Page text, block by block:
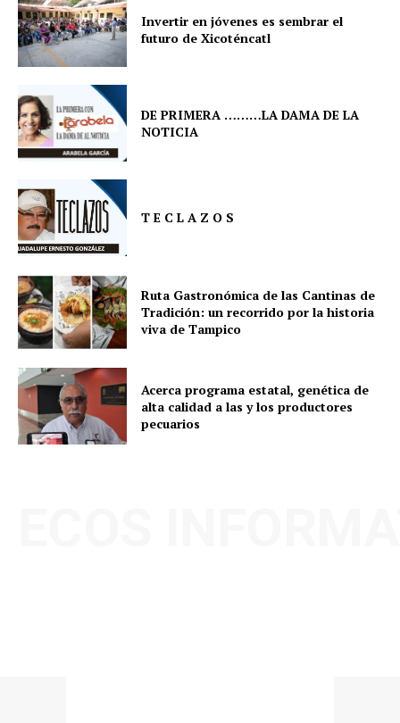
Invertir en jóvenes es sembrar el
futuro de Xicoténcatl
DE PRIMERA ………LA DAMA DE LA
NOTICIA
T E C L A Z O S
Ruta Gastronómica de las Cantinas de
Tradición: un recorrido por la historia
viva de Tampico
Acerca programa estatal, genética de
alta calidad a las y los productores
pecuarios